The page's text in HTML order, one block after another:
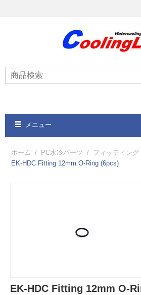
メニュー
ホーム / PC水冷パーツ / フィッティング
EK-HDC Fitting 12mm O-Ring (6pcs)
EK-HDC Fitting 12mm O-